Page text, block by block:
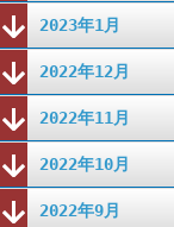
2023年1月
2022年12月
2022年11月
2022年10月
2022年9月